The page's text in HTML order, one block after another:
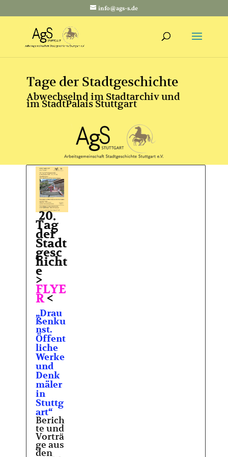
info@ags-s.de
Tage der Stadtgeschichte
Abwechselnd im Stadtarchiv und
im StadtPalais Stuttgart
20.
Tag
der
Stadt
gesc
hicht
e
>
FLYE
R<
„Drau
ßenku
nst.
Öffent
liche
Werke
und
Denk
mäler
in
Stuttg
art“
Berich
te und
Vorträ
ge aus
den